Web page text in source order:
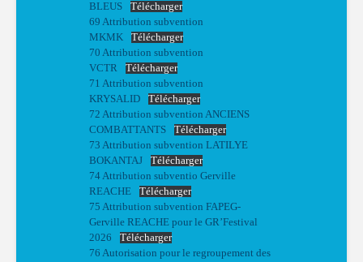
BLEUS
Télécharger
69 Attribution subvention
MKMK
Télécharger
70 Attribution subvention
VCTR
Télécharger
71 Attribution subvention
KRYSALID
Télécharger
72 Attribution subvention ANCIENS
COMBATTANTS
Télécharger
73 Attribution subvention LATILYE
BOKANTAJ
Télécharger
74 Attribution subventio Gerville
REACHE
Télécharger
75 Attribution subvention FAPEG-
Gerville REACHE pour le GR’Festival
2026
Télécharger
76 Autorisation pour le regroupement des